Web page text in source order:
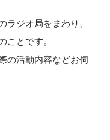
ジオ局をまわり、
ことです。
活動内容などお伺